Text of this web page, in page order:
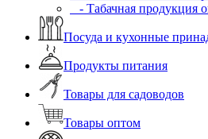
- Табачная продукция
Посуда и кухонные
Продукты питания
Товары для садоводов
Товары оптом